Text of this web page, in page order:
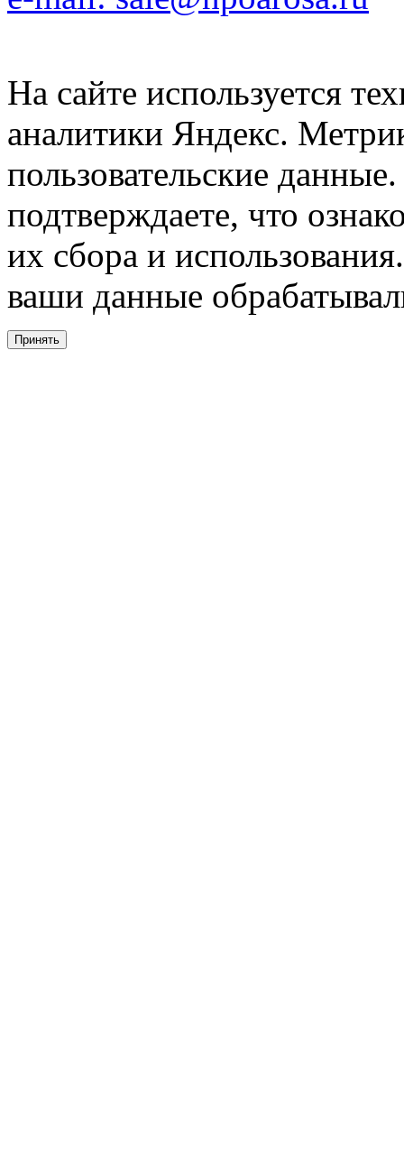
На сайте используется
аналитики Яндекс.
пользовательские
подтверждаете, что
их сбора и
ваши данные
Принять